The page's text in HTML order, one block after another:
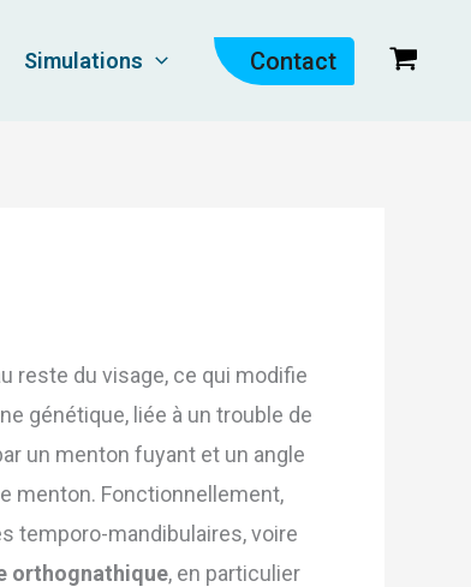
Simulations Contact
reste du visage, ce qui modifie
génétique, liée à un trouble de
un menton fuyant et un angle
menton. Fonctionnellement,
temporo-mandibulaires, voire
orthognathique, en particulier